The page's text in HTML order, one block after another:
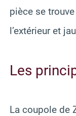
pièce se
l’extérieur et
Les
La coupole de